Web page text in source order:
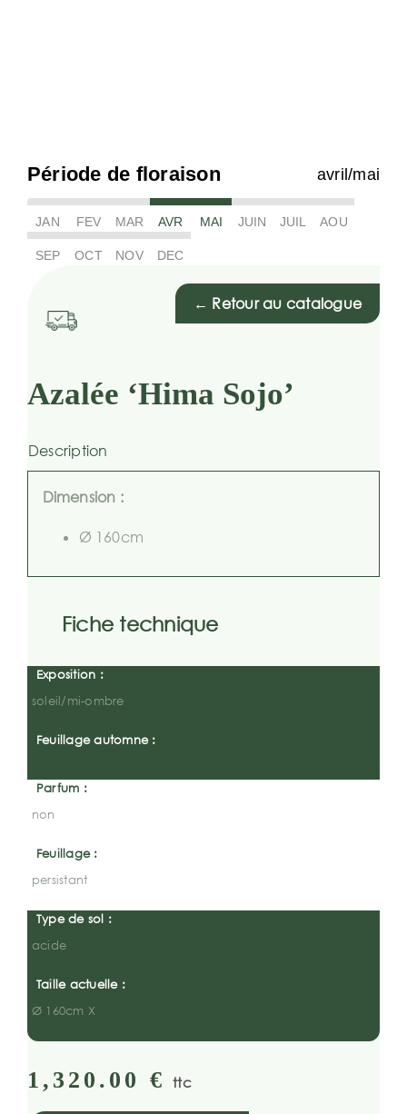
Période de floraison avril/mai
JAN FEV MAR AVR MAI JUIN JUIL AOU
SEP OCT NOV DEC
← Retour au catalogue
Azalée ‘Hima Sojo’
Description
Dimension :
Ø 160cm
Fiche technique
Exposition :
soleil/mi-ombre
Feuillage automne :
Parfum :
non
Feuillage :
persistant
Type de sol :
acide
Taille actuelle :
Ø 160cm X
1,320.00 € ttc